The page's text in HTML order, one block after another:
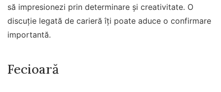
să impresionezi prin determinare și creativitate. O
discuție legată de carieră îți poate aduce o confirmare
importantă.
Fecioară